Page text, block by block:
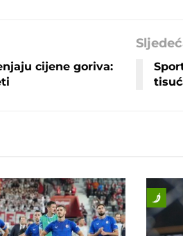
cijene goriva: